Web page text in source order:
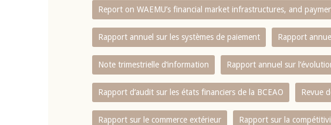
Report on WAEMU’s financial market infrastructures, and
Rapport annuel sur les systèmes de paiement Rapport
Note trimestrielle d‘information Rapport annuel sur
Rapport d‘audit sur les états financiers de la BCEAO Revue
Rapport sur le commerce extérieur Rapport sur la